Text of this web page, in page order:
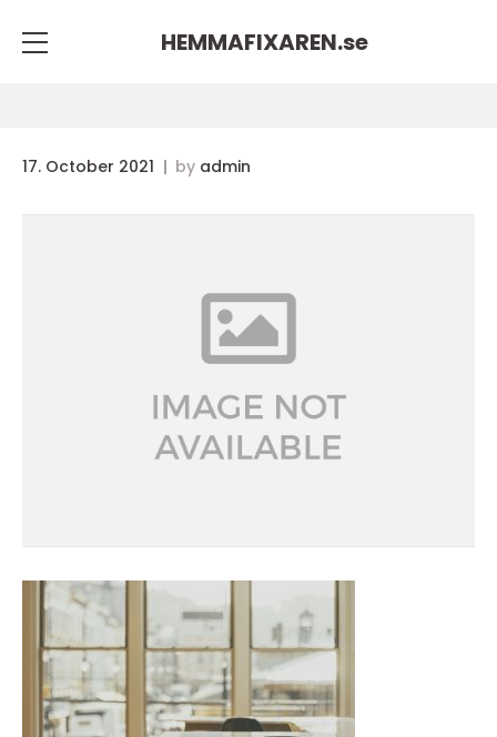
HEMMAFIXAREN.se
17. October 2021 by admin